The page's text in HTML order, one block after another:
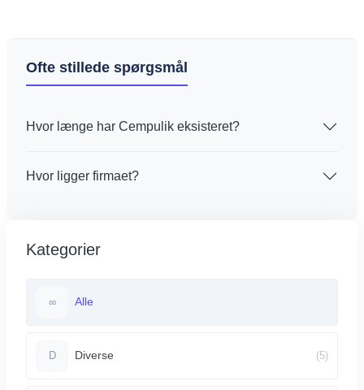
Ofte stillede spørgsmål
Hvor længe har Cempulik eksisteret?
Hvor ligger firmaet?
Kategorier
∞ Alle
D Diverse (5)